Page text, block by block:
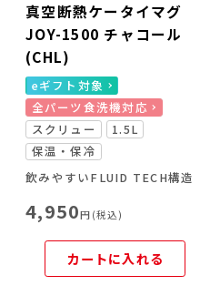
真空断熱ケータイマグ
JOY-1500 チャコール
(CHL)
eギフト対象
全パーツ食洗機対応
スクリュー
1.5L
保温・保冷
飲みやすいFLUID TECH構造
4,950円(税込)
カートに入れる